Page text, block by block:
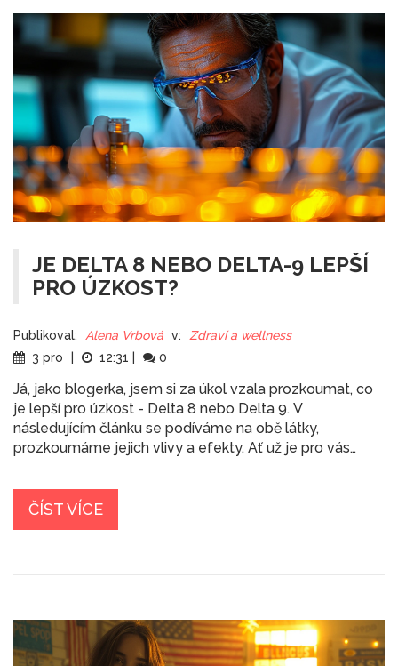
JE DELTA 8 NEBO DELTA-9 LEPŠÍ
PRO ÚZKOST?
Publikoval: Alena Vrbová v:
Zdraví a wellness
3 pro
12:31 0
Já, jako blogerka, jsem si za úkol vzala prozkoumat, co
je lepší pro úzkost - Delta 8 nebo Delta 9. V
následujícím článku se podíváme na obě látky,
prozkoumáme jejich vlivy a efekty. Ať už je pro vás
najdete porovnání a detaily obou forem. Věřím, že vám
můj post pomůže najít odpovědi na některé nejasnosti
ČÍST VÍCE